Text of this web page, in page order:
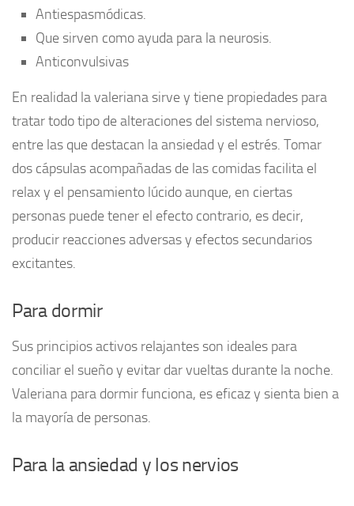
Antiespasmódicas.
Que sirven como ayuda para la neurosis.
Anticonvulsivas
En realidad la valeriana sirve y tiene propiedades para
tratar todo tipo de alteraciones del sistema nervioso,
entre las que destacan la ansiedad y el estrés. Tomar
dos cápsulas acompañadas de las comidas facilita el
relax y el pensamiento lúcido aunque, en ciertas
personas puede tener el efecto contrario, es decir,
producir reacciones adversas y efectos secundarios
excitantes.
Para dormir
Sus principios activos relajantes son ideales para
conciliar el sueño y evitar dar vueltas durante la noche.
Valeriana para dormir funciona, es eficaz y sienta bien a
la mayoría de personas.
Para la ansiedad y los nervios